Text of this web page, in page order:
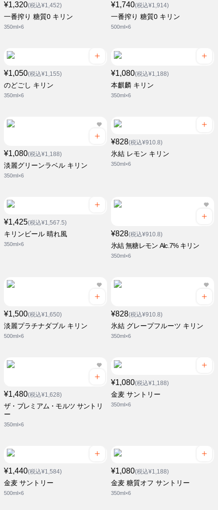
¥1,320(税込¥1,452)
一番搾り 糖質0 キリン
350ml×6
¥1,740(税込¥1,914)
一番搾り 糖質0 キリン
500ml×6
¥1,050(税込¥1,155)
のどごし キリン
350ml×6
¥1,080(税込¥1,188)
本麒麟 キリン
350ml×6
¥1,080(税込¥1,188)
淡麗グリーンラベル キリン
350ml×6
¥828(税込¥910.8)
氷結 レモン キリン
350ml×6
¥1,425(税込¥1,567.5)
キリンビール 晴れ風
350ml×6
¥828(税込¥910.8)
氷結 無糖レモン Alc.7% キリン
350ml×6
¥1,500(税込¥1,650)
淡麗プラチナダブル キリン
500ml×6
¥828(税込¥910.8)
氷結 グレープフルーツ キリン
350ml×6
¥1,480(税込¥1,628)
ザ・プレミアム・モルツ サントリ
ー
350ml×6
¥1,080(税込¥1,188)
金麦 サントリー
350ml×6
¥1,440(税込¥1,584)
金麦 サントリー
500ml×6
¥1,080(税込¥1,188)
金麦 糖質オフ サントリー
350ml×6